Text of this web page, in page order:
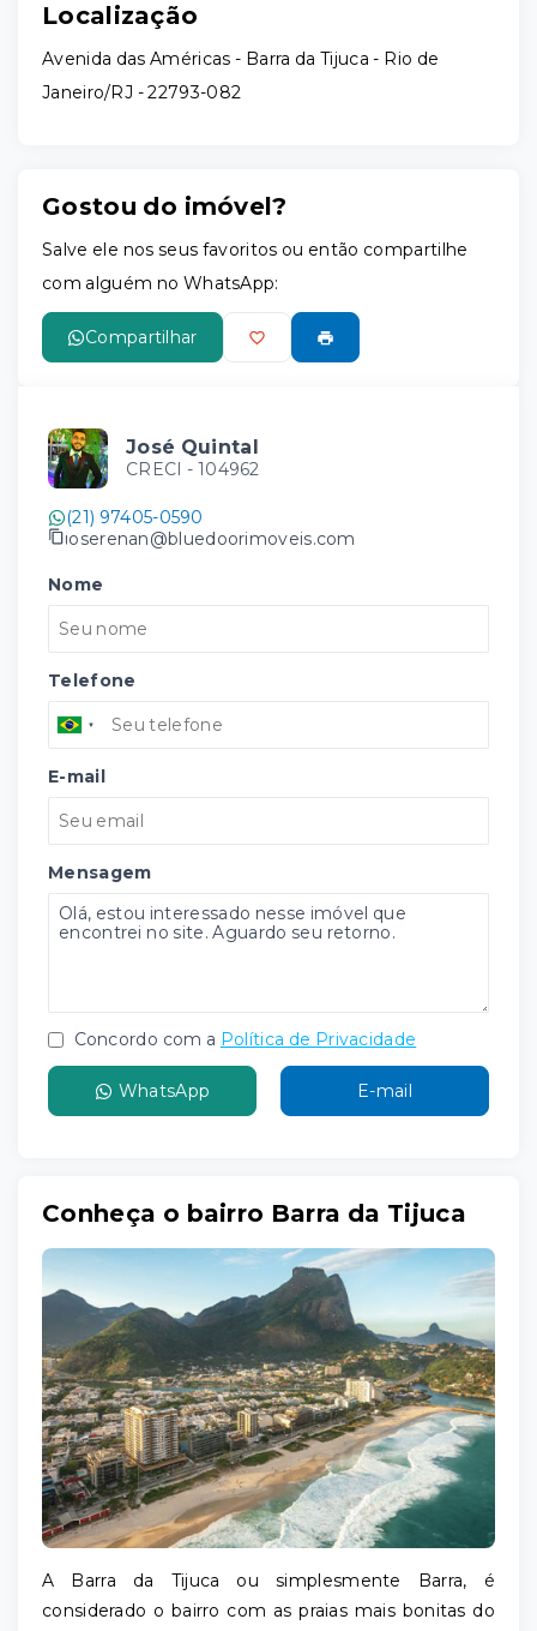
Localização
Avenida das Américas - Barra da Tijuca - Rio de
Janeiro/RJ - 22793-082
Gostou do imóvel?
Salve ele nos seus favoritos ou então compartilhe
com alguém no WhatsApp:
Compartilhar
José Quintal
CRECI - 104962
(21) 97405-0590
joserenan@bluedoorimoveis.com
Nome
Telefone
E-mail
Mensagem
Concordo com a Política de Privacidade
WhatsApp E-mail
Conheça o bairro Barra da Tijuca
A Barra da Tijuca ou simplesmente Barra, é
considerado o bairro com as praias mais bonitas do